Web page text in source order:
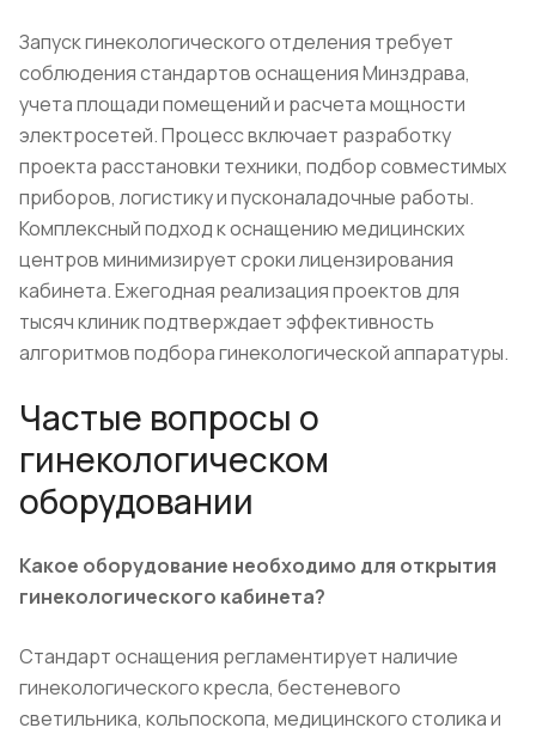
Запуск гинекологического отделения требует
соблюдения стандартов оснащения Минздрава,
учета площади помещений и расчета мощности
электросетей. Процесс включает разработку
проекта расстановки техники, подбор совместимых
приборов, логистику и пусконаладочные работы.
Комплексный подход к оснащению медицинских
центров минимизирует сроки лицензирования
кабинета. Ежегодная реализация проектов для
тысяч клиник подтверждает эффективность
алгоритмов подбора гинекологической аппаратуры.
Частые вопросы о
гинекологическом
оборудовании
Какое оборудование необходимо для открытия
гинекологического кабинета?
Стандарт оснащения регламентирует наличие
гинекологического кресла, бестеневого
светильника, кольпоскопа, медицинского столика и